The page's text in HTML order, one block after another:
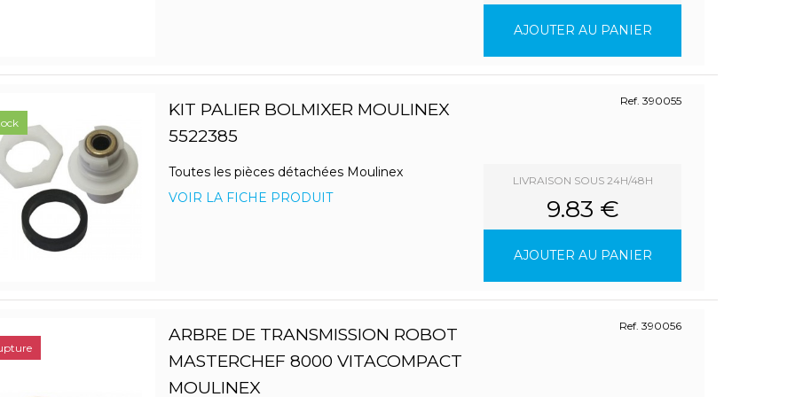
AJOUTER AU PANIER
KIT PALIER BOLMIXER MOULINEX
5522385
Ref. 390055
Toutes les pièces détachées Moulinex
VOIR LA FICHE PRODUIT
LIVRAISON SOUS 24H/48H
9.83 €
AJOUTER AU PANIER
ARBRE DE TRANSMISSION ROBOT
MASTERCHEF 8000 VITACOMPACT
MOULINEX
Ref. 390056